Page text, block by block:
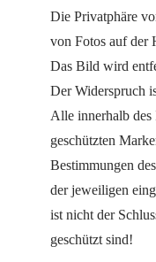
Die Privatphäre
von Fotos auf der
Das Bild wird
Der Widerspruch
Alle innerhalb des
geschützten
Bestimmungen
der jeweiligen
ist nicht der
geschützt sind!